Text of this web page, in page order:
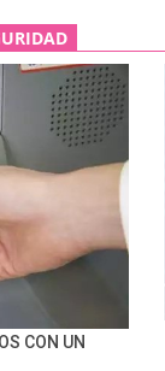
CON UN